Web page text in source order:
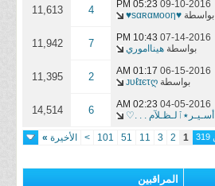
09-10-2016
05:23 PM
بواسطة ♥ѕαʀαмooη♥
4
11,613
07-14-2016
10:43 PM
بواسطة هينااموري 7
11,942
06-15-2016
01:17 AM
بواسطة ᴊυℓɪєτღ
2
11,395
04-05-2016
02:23 AM
أسـيـر٭ٱلـظـلآم . . .♡ 6
14,514
1
2
3
11
51
101
> الأخيرة »
المراقبين